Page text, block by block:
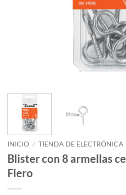
INICIO / TIENDA DE ELECTRÓNICA
Blister con 8 armellas
Fiero